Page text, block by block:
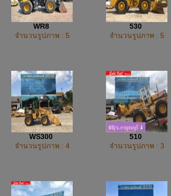
WR8
จำนวนรูปภาพ : 5
530
จำนวนรูปภาพ : 5
WS300
จำนวนรูปภาพ : 4
510
จำนวนรูปภาพ : 3